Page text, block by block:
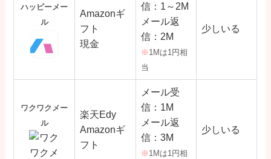
ハッピーメー
ル
Amazonギ
フト
現金
信：1～2M
メール返
信：2M
※ 1Mは1円相
当
少しいる
ワクワクメー
ル
楽天Edy
Amazonギ
フト
メール受
信：1M
メール返
信：3M
※ 1Mは1円相
少しいる